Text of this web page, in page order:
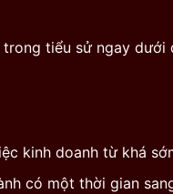
tiểu sử ngay dưới
kinh doanh từ khá
có một thời gian